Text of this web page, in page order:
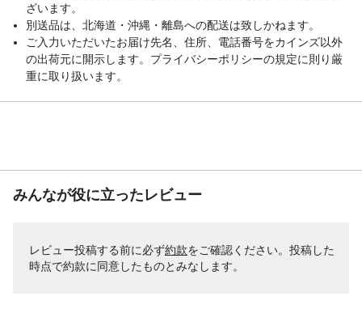
ざいます。
別送品は、北海道・沖縄・離島への配送は致しかねます。
ご入力いただいたお届け先名、住所、電話番号をカインズ以外
の出荷元に開示します。プライバシーポリシーの規定に則り厳
重に取り扱います。
みんなが役に立ったレビュー
レビュー投稿する前に必ず約款をご確認ください。投稿した
時点で約款に同意したものとみなします。